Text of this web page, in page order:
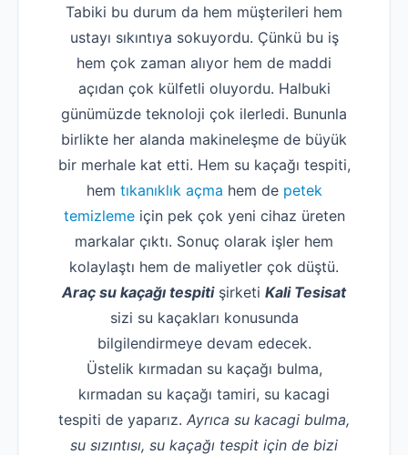
Tabiki bu durum da hem müşterileri hem
ustayı sıkıntıya sokuyordu. Çünkü bu iş
hem çok zaman alıyor hem de maddi
açıdan çok külfetli oluyordu. Halbuki
günümüzde teknoloji çok ilerledi. Bununla
birlikte her alanda makineleşme de büyük
bir merhale kat etti. Hem su kaçağı tespiti,
hem tıkanıklık açma hem de petek
temizlemeiçin pek çok yeni cihaz üreten
markalar çıktı. Sonuç olarak işler hem
kolaylaştı hem de maliyetler çok düştü.
Araç su kaçağı tespitişirketi Kali Tesisat
sizi su kaçakları konusunda
bilgilendirmeye devam edecek.
Üstelik kırmadan su kaçağı bulma,
kırmadan su kaçağı tamiri, su kacagi
tespiti de yaparız. Ayrıca su kacagi bulma,
su sızıntısı, su kaçağı tespit için de bizi